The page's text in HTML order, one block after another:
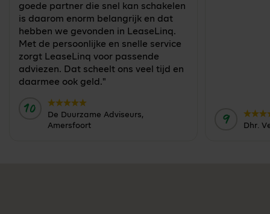
goede partner die snel kan schakelen
is daarom enorm belangrijk en dat
hebben we gevonden in LeaseLinq.
Met de persoonlijke en snelle service
zorgt LeaseLinq voor passende
adviezen. Dat scheelt ons veel tijd en
daarmee ook geld."
10 Door:
De Duurzame Adviseurs,
Amersfoort
9 Door:
Dhr.